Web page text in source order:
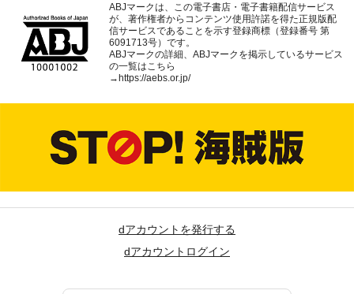
ABJマークは、この電子書店・電子書籍配信サービス
が、著作権者からコンテンツ使用許諾を得た正規版配
信サービスであることを示す登録商標（登録番号 第
6091713号）です。
ABJマークの詳細、ABJマークを掲示しているサービス
の一覧はこちら
→ https://aebs.or.jp/
dアカウントを発行する
dアカウントログイン